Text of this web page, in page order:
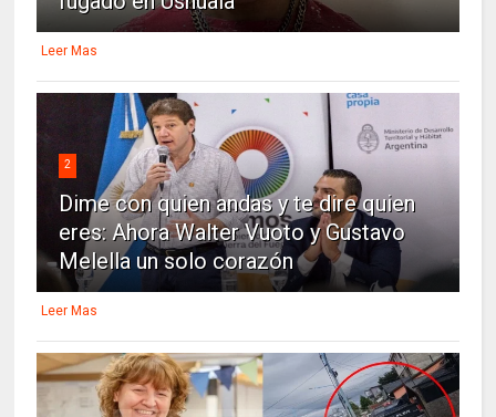
Leer Mas
2
Dime con quien andas y te dire quien
eres: Ahora Walter Vuoto y Gustavo
Melella un solo corazón
Leer Mas